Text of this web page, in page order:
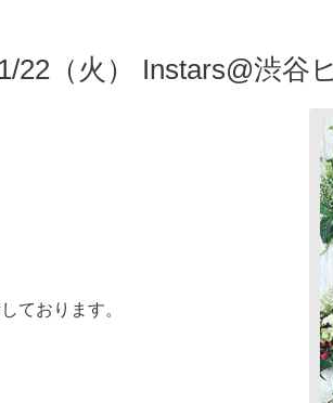
22（火） Instars@渋
ております。